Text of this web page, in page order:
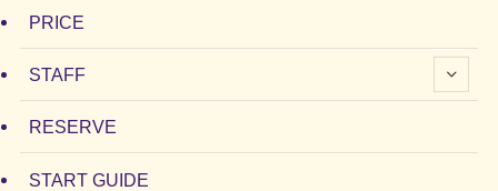
PRICE
STAFF
RESERVE
START GUIDE